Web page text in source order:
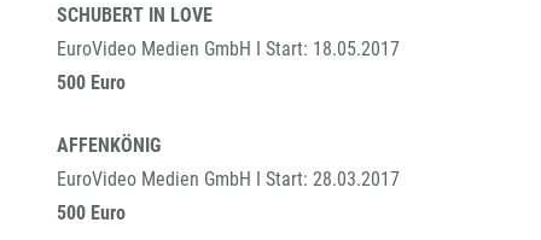
SCHUBERT IN LOVE
EuroVideo Medien GmbH I Start: 18.05.2017
500 Euro
AFFENKÖNIG
EuroVideo Medien GmbH I Start: 28.03.2017
500 Euro